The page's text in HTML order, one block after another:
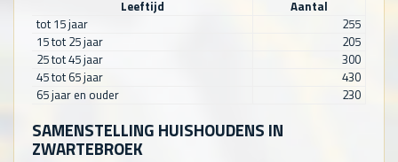
Leeftijd
Aantal
tot 15 jaar
255
15 tot 25 jaar
205
25 tot 45 jaar
300
45 tot 65 jaar
430
65 jaar en ouder
230
SAMENSTELLING HUISHOUDENS IN
ZWARTEBROEK